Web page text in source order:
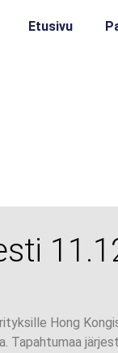
Etusivu
Hong
Tapahtumaa